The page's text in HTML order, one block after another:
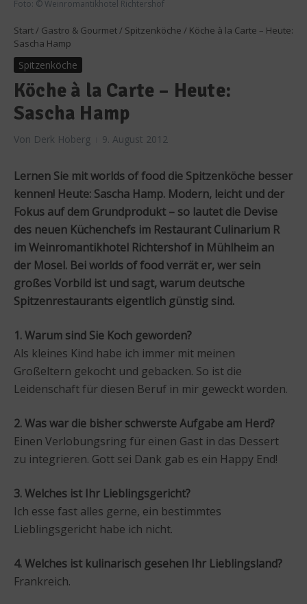
Foto: © Weinromantikhotel Richtershof
Start / Gastro & Gourmet / Spitzenköche / Köche à la Carte – Heute:
Sascha Hamp
Spitzenköche
Köche à la Carte – Heute:
Sascha Hamp
Von Derk Hoberg 9. August 2012
Lernen Sie mit worlds of food die Spitzenköche besser
kennen! Heute: Sascha Hamp. Modern, leicht und der
Fokus auf dem Grundprodukt – so lautet die Devise
des neuen Küchenchefs im Restaurant Culinarium R
im Weinromantikhotel Richtershof in Mühlheim an
der Mosel. Bei worlds of food verrät er, wer sein
großes Vorbild ist und sagt, warum deutsche
Spitzenrestaurants eigentlich günstig sind.
1. Warum sind Sie Koch geworden?
Als kleines Kind habe ich immer mit meinen
Großeltern gekocht und gebacken. So ist die
Leidenschaft für diesen Beruf in mir geweckt worden.
2. Was war die bisher schwerste Aufgabe am Herd?
Einen Verlobungsring für einen Gast in das Dessert
zu integrieren. Gott sei Dank gab es ein Happy End!
3. Welches ist Ihr Lieblingsgericht?
Ich esse fast alles gerne, ein bestimmtes
Lieblingsgericht habe ich nicht.
4. Welches ist kulinarisch gesehen Ihr Lieblingsland?
Frankreich.